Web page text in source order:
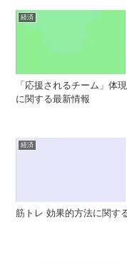
経済
「応援されるチーム」
に関する最新情報
経済
筋トレ 効果的方法に関す